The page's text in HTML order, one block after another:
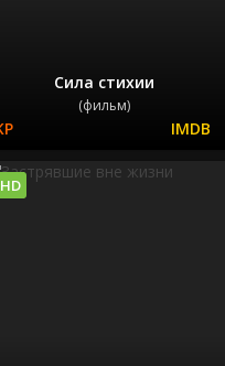
Сила стихии
(фильм)
HD